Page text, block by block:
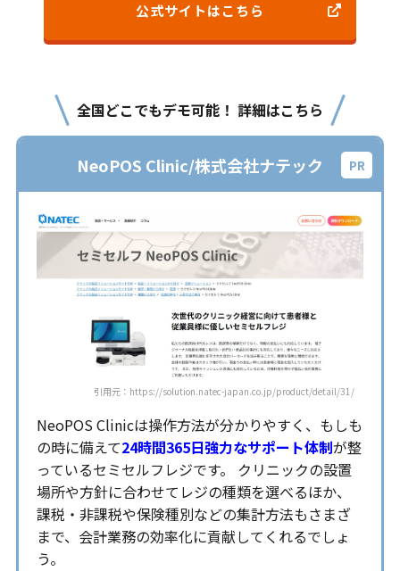
公式サイトはこちら
全国どこでもデモ可能！ 詳細はこちら
NeoPOS Clinic/株式会社ナテック
引用元：https://solution.natec-japan.co.jp/product/detail/31/
NeoPOS Clinicは操作方法が分かりやすく、もしも
の時に備えて24時間365日強力なサポート体制が整
っているセミセルフレジです。 クリニックの設置
場所や方針に合わせてレジの種類を選べるほか、
課税・非課税や保険種別などの集計方法もさまざ
まで、会計業務の効率化に貢献してくれるでしょ
う。